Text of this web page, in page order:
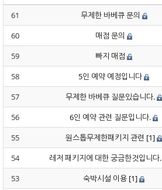
61
무제한 바베큐 문의
60
매점 문의
59
빠지 매점
58
5인 예약 예정입니다
57
무제한 바베큐 질문있습니다.
56
6인 예약 관련 질문입니다.
55
원스톱무제한패키지 관련 [1]
54
레저 패키지에 대한 궁금한것입니다.
53
숙박시설 이용 [1]